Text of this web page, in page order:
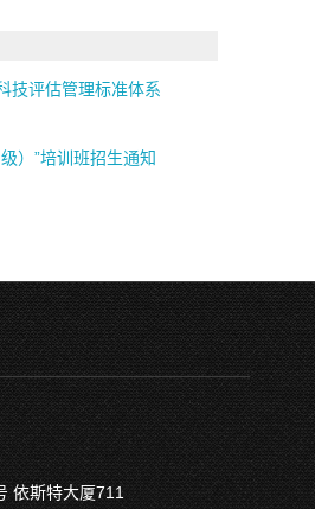
技评估管理标准体系
）”培训班招生通知
依斯特大厦711